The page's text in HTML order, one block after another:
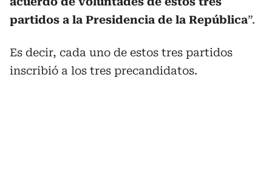
partidos a la Presidencia de la República”.
Es decir, cada uno de estos tres partidos
inscribió a los tres precandidatos.